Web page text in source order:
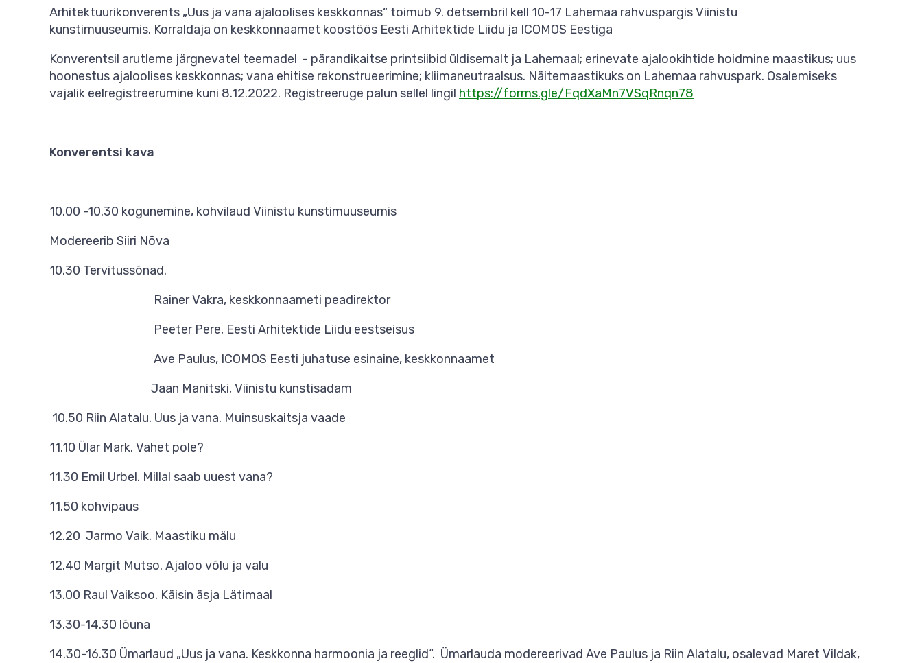
Arhitektuurikonverents „Uus ja vana ajaloolises keskkonnas“ toimub 9. detsembril kell 10-17 Lahemaa rahvuspargis Viinistu
kunstimuuseumis. Korraldaja on keskkonnaamet koostöös Eesti Arhitektide Liidu ja ICOMOS Eestiga
Konverentsil arutleme järgnevatel teemadel - pärandikaitse printsiibid üldisemalt ja Lahemaal; erinevate ajalookihtide hoidmine maastikus; uus
hoonestus ajaloolises keskkonnas; vana ehitise rekonstrueerimine; kliimaneutraalsus. Näitemaastikuks on Lahemaa rahvuspark. Osalemiseks
vajalik eelregistreerumine kuni 8.12.2022. Registreeruge palun sellel lingil https://forms.gle/FqdXaMn7VSqRnqn78
Konverentsi kava
10.00 -10.30 kogunemine, kohvilaud Viinistu kunstimuuseumis
Modereerib Siiri Nõva
10.30 Tervitussõnad.
Rainer Vakra, keskkonnaameti peadirektor
Peeter Pere, Eesti Arhitektide Liidu eestseisus
Ave Paulus, ICOMOS Eesti juhatuse esinaine, keskkonnaamet
Jaan Manitski, Viinistu kunstisadam
10.50 Riin Alatalu. Uus ja vana. Muinsuskaitsja vaade
11.10 Ülar Mark. Vahet pole?
11.30 Emil Urbel. Millal saab uuest vana?
11.50 kohvipaus
12.20 Jarmo Vaik. Maastiku mälu
12.40 Margit Mutso. Ajaloo võlu ja valu
13.00 Raul Vaiksoo. Käisin äsja Lätimaal
13.30-14.30 lõuna
14.30-16.30 Ümarlaud „Uus ja vana. Keskkonna harmoonia ja reeglid“. Ümarlauda modereerivad Ave Paulus ja Riin Alatalu, osalevad Maret Vildak,